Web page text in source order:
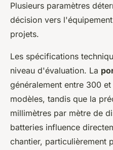
Plusieurs paramètres
décision vers
projets.
Les spécifications
niveau d'évaluation. La
généralement entre 300
modèles, tandis que la
millimètres par mètre de
batteries influence
chantier, particulièrement